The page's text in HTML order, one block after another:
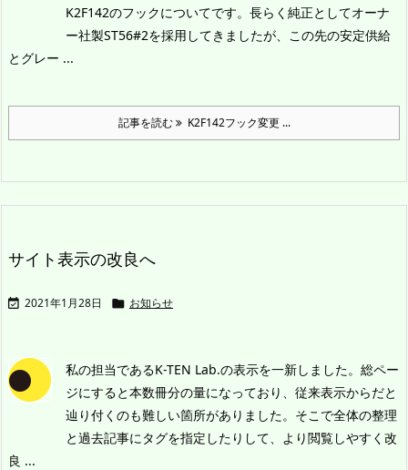
K2F142のフックについてです。長らく純正としてオーナ
ー社製ST56#2を採用してきましたが、この先の安定供給
とグレー ...
記事を読む K2F142フック変更 ...
サイト表示の改良へ
 2021年1月28日  お知らせ
私の担当であるK-TEN Lab.の表示を一新しました。 総ペー
ジにすると本数冊分の量になっており、従来表示からだと
辿り付くのも難しい箇所がありました。そこで全体の整理
と過去記事にタグを指定したりして、より閲覧しやすく改
良 ...